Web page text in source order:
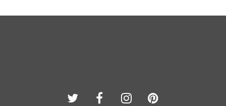
TwitterFacebook
Instagram
Pinterest